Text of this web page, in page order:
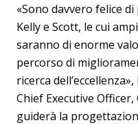
«Sono davvero felice
Kelly e Scott, le cui
saranno di enorme
percorso di
ricerca
Chief Executive
guiderà la